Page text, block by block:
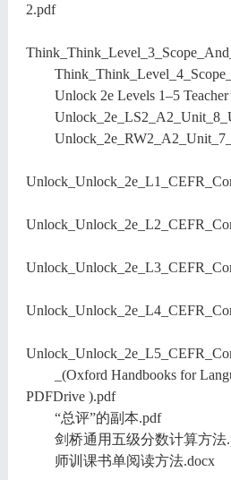
2.pdf
Unlock 2e Levels 1–5
_(Oxford Handbooks for
PDFDrive ).pdf
“总评”的副本.pdf
剑桥通用五级分数计算方法
师训课书单阅读方法.docx